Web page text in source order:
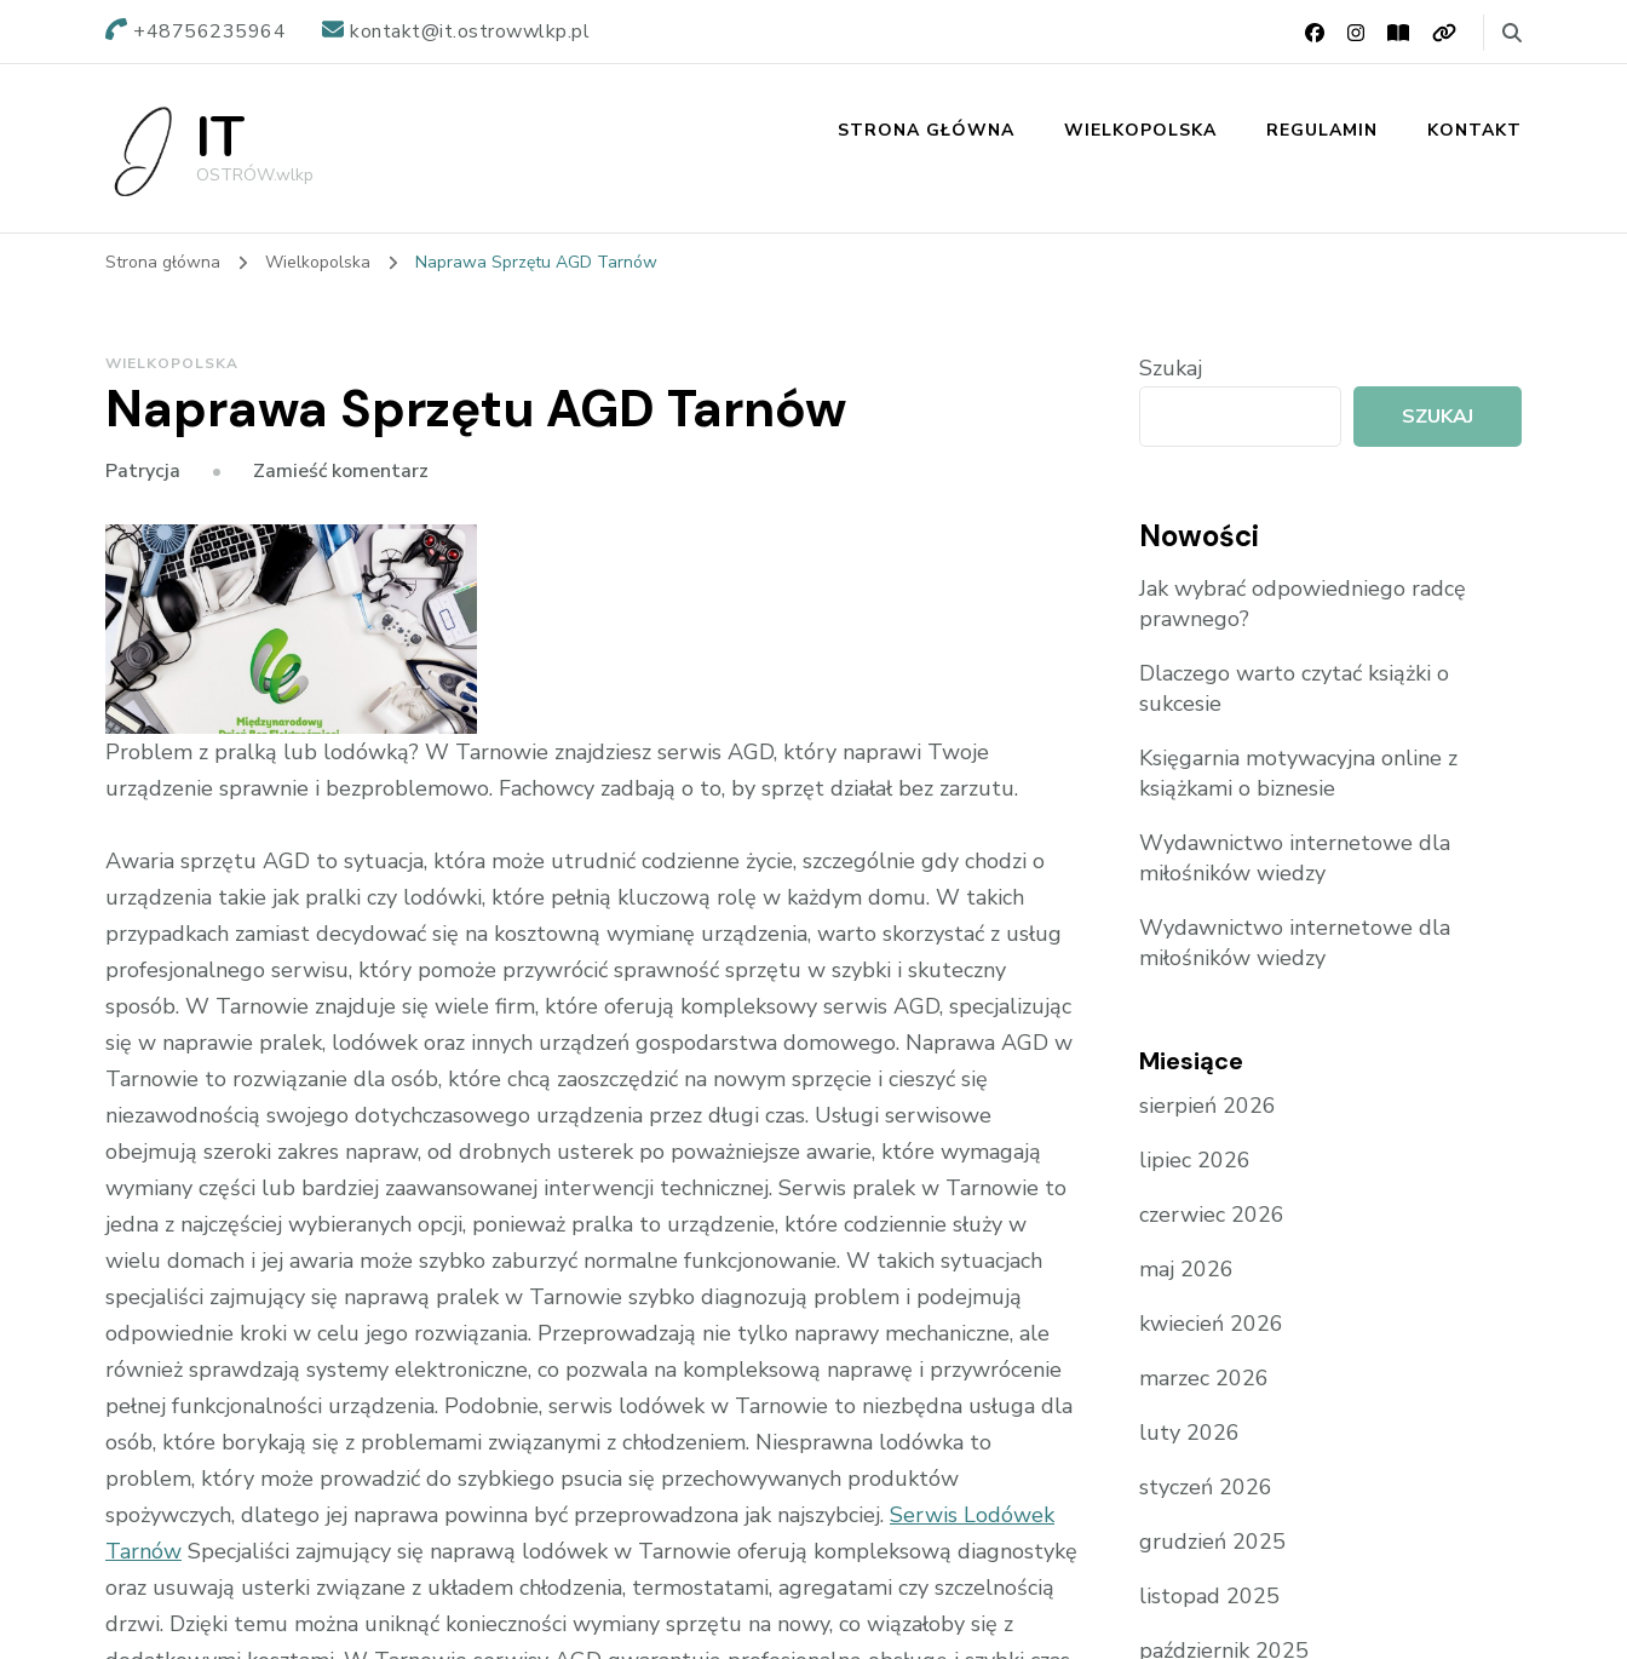
+48756235964 kontakt@it.ostrowwlkp.pl
IT
OSTRÓW.wlkp
STRONA GŁÓWNA WIELKOPOLSKA REGULAMIN KONTAKT
Strona główna Wielkopolska Naprawa Sprzętu AGD Tarnów
WIELKOPOLSKA
Naprawa Sprzętu AGD Tarnów
Patrycja Zamieść komentarz
Naprawa
Sprzętu
AGD
Tarnów
Problem z pralką lub lodówką? W Tarnowie znajdziesz serwis AGD, który naprawi Twoje
urządzenie sprawnie i bezproblemowo. Fachowcy zadbają o to, by sprzęt działał bez zarzutu.
Awaria sprzętu AGD to sytuacja, która może utrudnić codzienne życie, szczególnie gdy chodzi o
urządzenia takie jak pralki czy lodówki, które pełnią kluczową rolę w każdym domu. W takich
przypadkach zamiast decydować się na kosztowną wymianę urządzenia, warto skorzystać z usług
profesjonalnego serwisu, który pomoże przywrócić sprawność sprzętu w szybki i skuteczny
sposób. W Tarnowie znajduje się wiele firm, które oferują kompleksowy serwis AGD, specjalizując
się w naprawie pralek, lodówek oraz innych urządzeń gospodarstwa domowego. Naprawa AGD w
Tarnowie to rozwiązanie dla osób, które chcą zaoszczędzić na nowym sprzęcie i cieszyć się
niezawodnością swojego dotychczasowego urządzenia przez długi czas. Usługi serwisowe
obejmują szeroki zakres napraw, od drobnych usterek po poważniejsze awarie, które wymagają
wymiany części lub bardziej zaawansowanej interwencji technicznej. Serwis pralek w Tarnowie to
jedna z najczęściej wybieranych opcji, ponieważ pralka to urządzenie, które codziennie służy w
wielu domach i jej awaria może szybko zaburzyć normalne funkcjonowanie. W takich sytuacjach
specjaliści zajmujący się naprawą pralek w Tarnowie szybko diagnozują problem i podejmują
odpowiednie kroki w celu jego rozwiązania. Przeprowadzają nie tylko naprawy mechaniczne, ale
również sprawdzają systemy elektroniczne, co pozwala na kompleksową naprawę i przywrócenie
pełnej funkcjonalności urządzenia. Podobnie, serwis lodówek w Tarnowie to niezbędna usługa dla
osób, które borykają się z problemami związanymi z chłodzeniem. Niesprawna lodówka to
problem, który może prowadzić do szybkiego psucia się przechowywanych produktów
spożywczych, dlatego jej naprawa powinna być przeprowadzona jak najszybciej. Serwis Lodówek
Tarnów Specjaliści zajmujący się naprawą lodówek w Tarnowie oferują kompleksową diagnostykę
oraz usuwają usterki związane z układem chłodzenia, termostatami, agregatami czy szczelnością
drzwi. Dzięki temu można uniknąć konieczności wymiany sprzętu na nowy, co wiązałoby się z
Szukaj
SZUKAJ
Nowości
Jak wybrać odpowiedniego radcę
prawnego?
Dlaczego warto czytać książki o
sukcesie
Księgarnia motywacyjna online z
książkami o biznesie
Wydawnictwo internetowe dla
miłośników wiedzy
Wydawnictwo internetowe dla
miłośników wiedzy
Miesiące
sierpień 2026
lipiec 2026
czerwiec 2026
maj 2026
kwiecień 2026
marzec 2026
luty 2026
styczeń 2026
grudzień 2025
listopad 2025
październik 2025